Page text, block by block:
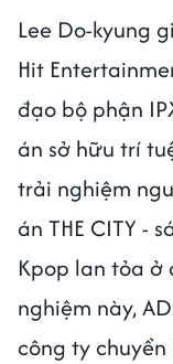
Lee Do-kyung
Hit
đạo bộ phận
án sở hữu trí
trải nghiệm
án THE CITY -
Kpop lan tỏa ở
nghiệm này,
công ty